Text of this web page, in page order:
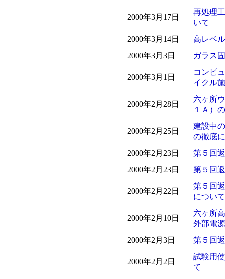
2000年3月17日
再処理
いて
2000年3月14日
高レベ
2000年3月3日
ガラス
2000年3月1日
コンピ
イクル
2000年2月28日
六ヶ所
１Ａ）
2000年2月25日
建設中
の徹底
2000年2月23日
第５回
2000年2月23日
第５回
2000年2月22日
第５回
について
2000年2月10日
六ヶ所
外部電
2000年2月3日
第５回
2000年2月2日
試験用
て